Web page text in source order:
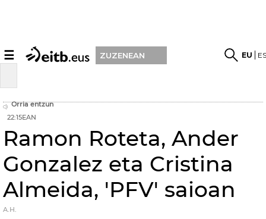
☰ ZUZENEAN EU
Orria entzun
22:15EAN
Ramon Roteta, Ander
Gonzalez eta Cristina
Almeida, 'PFV' saioan
A.H.